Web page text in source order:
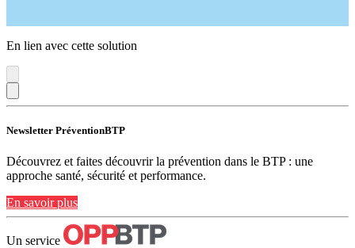
En lien avec cette solution
Newsletter PréventionBTP
Découvrez et faites découvrir la prévention dans le BTP : une
approche santé, sécurité et performance.
En savoir plus
Un service